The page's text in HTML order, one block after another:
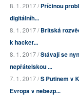
8. 1. 2017 /Příčinou
digitálníh...
8. 1. 2017 /Britská
k hacker...
8. 1. 2017 /Stávají se
nepřátelskou ...
7. 1. 2017 /S Putinem v
Evropa v nebezp...